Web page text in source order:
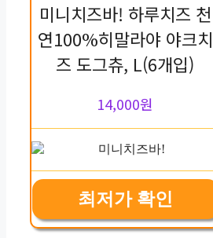
미니치즈바! 하루치즈 천
연100%히말라야 야크치
즈 도그츄, L(6개입)
14,000원
최저가 확인